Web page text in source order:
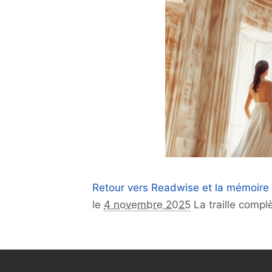
Retour vers Readwise et la
le 4 novembre 2025 La traille